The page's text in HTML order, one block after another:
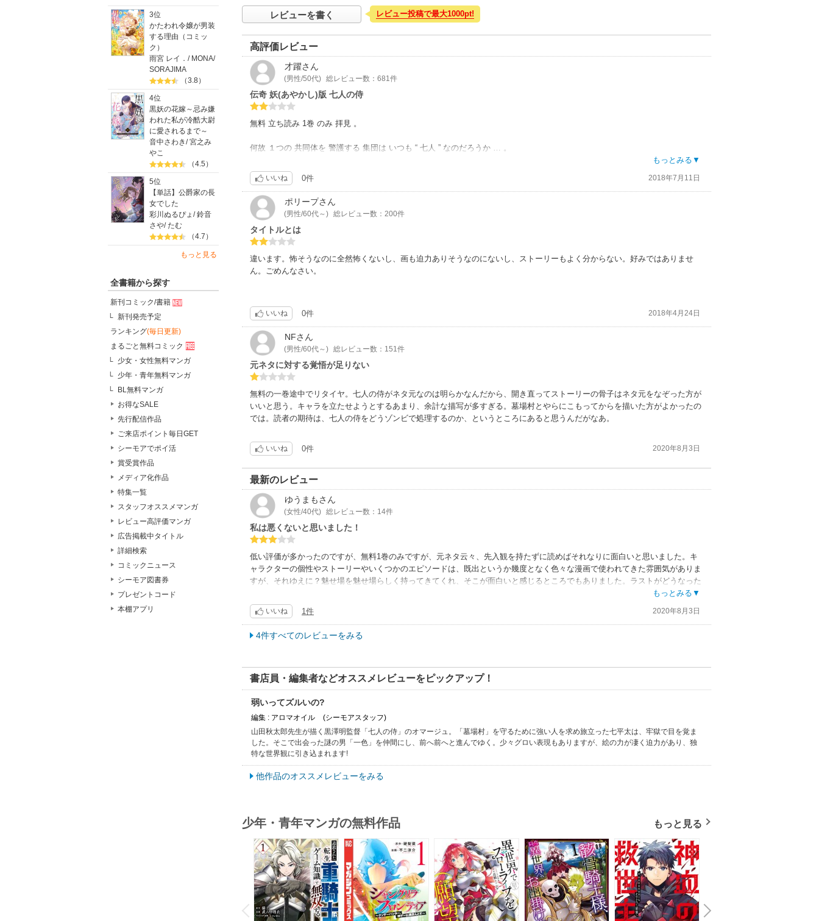
3位
かたわれ令嬢が男装
する理由（コミッ
ク）
雨宮 レイ． / MONA/
SORAJIMA
（3.8）
4位
黒妖の花嫁～忌み嫌
われた私が冷酷大尉
に愛されるまで～
音中さわき/宮之み
やこ
（4.5）
5位
【単話】公爵家の長
女でした
彩川ぬるぴょ /鈴音
さや/たむ
（4.7）
もっと見る
全書籍から探す
新刊コミック/書籍
新刊発売予定
ランキング(毎日更新)
まるごと無料コミック
少女・女性無料マンガ
少年・青年無料マンガ
BL無料マンガ
お得なSALE
先行配信作品
ご来店ポイント毎日GET
シーモアでポイ活
賞受賞作品
メディア化作品
特集一覧
スタッフオススメマンガ
レビュー高評価マンガ
広告掲載中タイトル
詳細検索
コミックニュース
シーモア図書券
プレゼントコード
本棚アプリ
レビューを書く レビュー投稿で最大1000pt!
高評価レビュー
才躍さん
(男性/50代) 総レビュー数：681件
伝奇 妖(あやかし)版 七人の侍
無料 立ち読み 1巻 のみ 拝見 。
何故 １つの 共同体を 警護する 集団は いつも “ 七人 ” なのだろうか … 。
某 巨匠監督 名作 映画の パクリでしか 思えなかッた の だかね 。
画力も そこそこ有り 上手い 作家さん と 思うのだが その キャラに 魅了 されない 。
丁寧に 読まず 超ハイスピード で 閲覧 。
話も 興味 湧かず もう 結構 。
もっとみる▼
いいね 0件 2018年7月11日
ポリープさん
(男性/60代～) 総レビュー数：200件
タイトルとは
違います。怖そうなのに全然怖くないし、画も迫力ありそうなのにないし、ストーリーもよく分からない。好みではありませ
ん。ごめんなさい。
いいね 0件 2018年4月24日
NFさん
(男性/60代～) 総レビュー数：151件
元ネタに対する覚悟が足りない
無料の一巻途中でリタイヤ。七人の侍がネタ元なのは明らかなんだから、開き直ってストーリーの骨子はネタ元をなぞった方が
いいと思う。キャラを立たせようとするあまり、余計な描写が多すぎる。墓場村とやらにこもってからを描いた方がよかったの
では。読者の期待は、七人の侍をどうゾンビで処理するのか、というところにあると思うんだがなあ。
いいね 0件 2020年8月3日
最新のレビュー
ゆうまも さん
(女性/40代) 総レビュー数：14件
私は悪くないと思いました！
低い評価が多かったのですが、無料1巻のみですが、元ネタ云々、先入観を持たずに読めばそれなりに面白いと思いました。キ
ャラクターの個性やストーリーやいくつかのエピソードは、既出というか幾度となく色々な漫画で使われてきた雰囲気がありま
すが、それゆえに？魅せ場を魅せ場らしく持ってきてくれ、そこが面白いと感じるところでもありました。ラストがどうなった
もっとみる▼
いいね 1件 2020年8月3日
4件すべてのレビューをみる
書店員・編集者などオススメレビューをピックアップ！
弱いってズルいの?
編集 : アロマオイル
(シーモアスタッフ)
山田秋太郎先生が描く黒澤明監督「七人の侍」のオマージュ。「墓場村」を守るために強い人を求め旅立った七平太は、牢獄で目を覚ま
した。そこで出会った謎の男「一色」を仲間にし、前へ前へと進んでゆく。少々グロい表現もありますが、絵の力が凄く迫力があり、独
特な世界観に引き込まれます!
他作品のオススメレビューをみる
少年・青年マンガの無料作品 もっと見る
P
r
e
v
i
o
u
s
N
x